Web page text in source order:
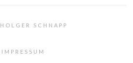
HOLGER SCHNAPP
IMPRESSUM